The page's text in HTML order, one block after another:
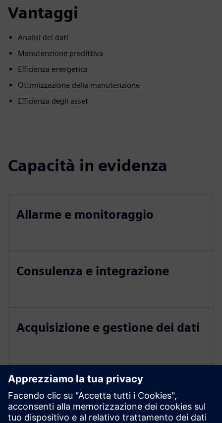
Vantaggi
Analisi dei dati
Manutenzione predittiva
Efficienza energetica
Ottimizzazione della manutenzione
Efficienza degli asset
Capacità in evidenza
Allarme e monitoraggio
Consulenza e integrazione
Acquisizione e gestione dei dati
Gestione della manutenzione